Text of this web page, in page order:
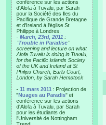
conférence sur les actions
d'Alofa à Tuvalu, par Sarah
pour la Société des Iles du
Pacifique de Grande Bretagne
et d'Ireland à l'église St
Philippe à Londres.
- March, 23rd, 2011 :
"Trouble in Paradise"
screening and lecture on what
Alofa Tuvalu is doing in Tuvalu,
for the Pacific Islands Society
of the UK and Ireland at St
Philips Church, Earls Court,
London, by Sarah Hemstock
- 11 mars 2011 : Projection de
"Nuages au Paradis" et
conférence sur les actions
d'Alofa à Tuvalu, par Sarah
pour les étudiants de
l'Université de Nottingham